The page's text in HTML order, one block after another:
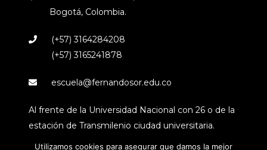
Bogotá, Colombia.
(+57) 3164284208
(+57) 3165241878
escuela@fernandosor.edu.co
Al frente de la Universidad Nacional con 26 o de la
estación de Transmilenio ciudad universitaria.
Utilizamos cookies para asegurar que damos la mejor